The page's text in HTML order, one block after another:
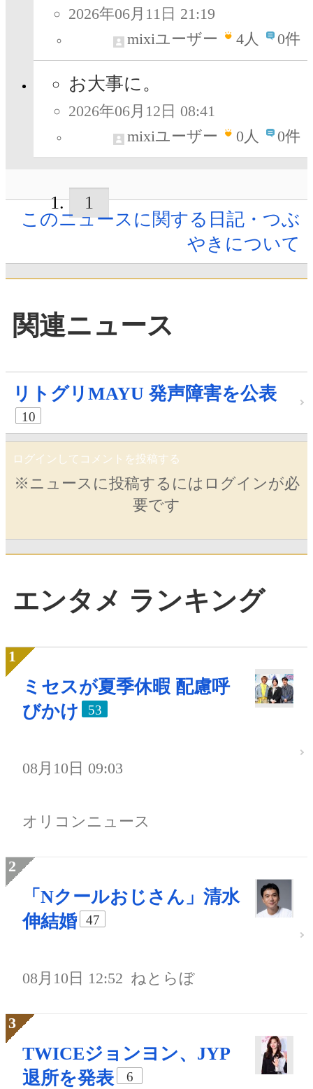
2026年06月11日 21:19
mixiユーザー
4人 0件
お大事に。
2026年06月12日 08:41
mixiユーザー
0人 0件
1
このニュースに関する日記・つぶ
やきについて
関連ニュース
リトグリMAYU 発声障害を公表
10
ログインしてコメントを投稿する
※ニュースに投稿するにはログインが必
要です
エンタメ ランキング
ミセスが夏季休暇 配慮呼
びかけ
53
08月10日 09:03
オリコンニュース
「Nクールおじさん」清水
伸結婚
47
08月10日 12:52 ねとらぼ
TWICEジョンヨン、JYP
退所を発表
6